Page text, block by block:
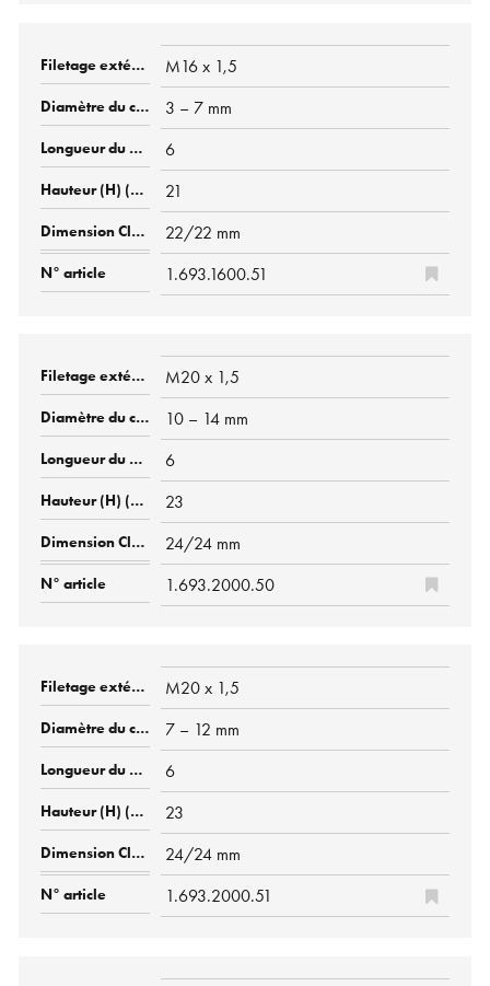
M16 x 1,5
3 – 7 mm
6
21
22/22 mm
1.693.1600.51
M20 x 1,5
10 – 14 mm
6
23
24/24 mm
1.693.2000.50
M20 x 1,5
7 – 12 mm
6
23
24/24 mm
1.693.2000.51